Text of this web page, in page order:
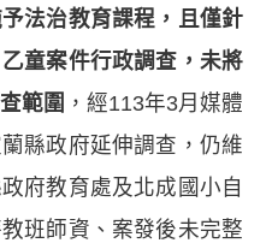
法治教育課程，且僅針
童案件行政調查，未將
範圍 ，經113年3月媒體
縣政府延伸調查，仍維
府教育處及北成國小自
班師資、案發後未完整